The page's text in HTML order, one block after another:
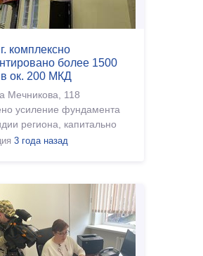
комплексно
более 1500
ок. 200 МКД
Мечникова, 118
усиление фундамента
региона, капитально
все инженерные
3 года назад